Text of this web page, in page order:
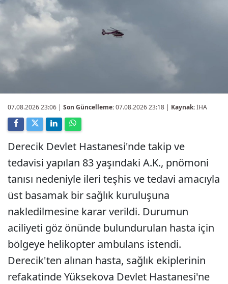
07.08.2026 23:06 | Son Güncelleme:07.08.2026 23:18 | Kaynak:İHA
Derecik Devlet Hastanesi'nde takip ve
tedavisi yapılan 83 yaşındaki A.K., pnömoni
tanısı nedeniyle ileri teşhis ve tedavi amacıyla
üst basamak bir sağlık kuruluşuna
nakledilmesine karar verildi. Durumun
aciliyeti göz önünde bulundurulan hasta için
bölgeye helikopter ambulans istendi.
Derecik'ten alınan hasta, sağlık ekiplerinin
refakatinde Yüksekova Devlet Hastanesi'ne